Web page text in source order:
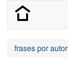
frases por autor